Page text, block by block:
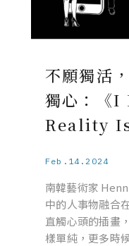
不願獨活
獨心：《I
Reality
Feb.14.2024
南韓藝術家
中的人事物融合
直觸心頭的插畫
樣單純，更多時